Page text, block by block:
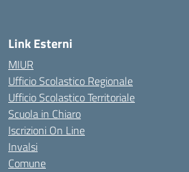
Link Esterni
MIUR
Ufficio Scolastico Regionale
Ufficio Scolastico Territoriale
Scuola in Chiaro
Iscrizioni On Line
Invalsi
Comune